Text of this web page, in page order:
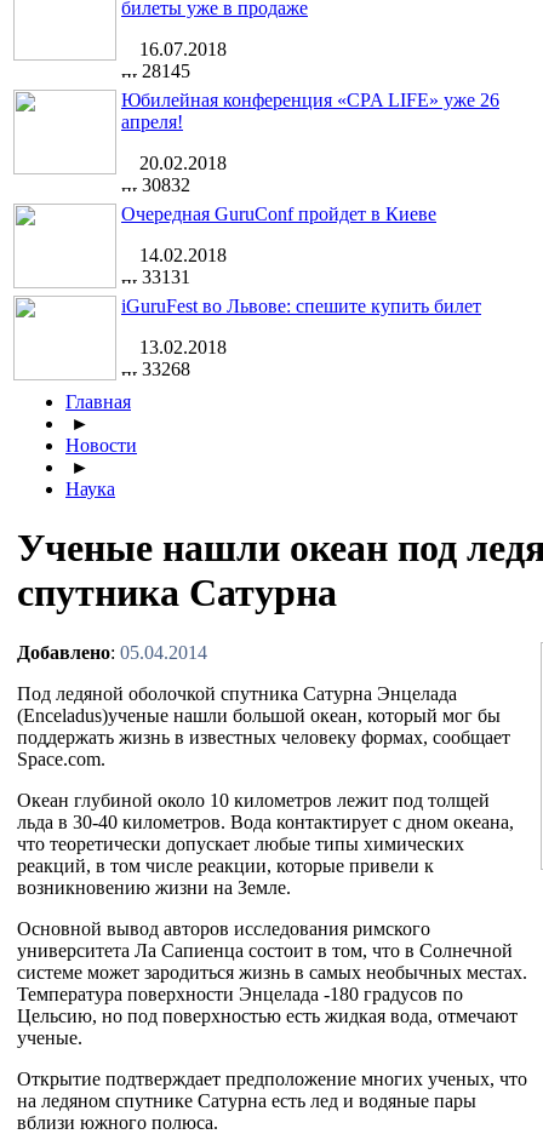
билеты уже в продаже
16.07.2018
28145
Юбилейная конференция «CPA LIFE» уже 26
апреля!
20.02.2018
30832
Очередная GuruConf пройдет в Киеве
14.02.2018
33131
iGuruFest во Львове: спешите купить билет
13.02.2018
33268
Главная
►
Новости
►
Наука
Ученые нашли океан под
спутника Сатурна
Добавлено: 05.04.2014
Под ледяной оболочкой спутника Сатурна Энцелада
(Enceladus)ученые нашли большой океан, который мог бы
поддержать жизнь в известных человеку формах, сообщает
Space.com.
Океан глубиной около 10 километров лежит под толщей
льда в 30-40 километров. Вода контактирует с дном океана,
что теоретически допускает любые типы химических
реакций, в том числе реакции, которые привели к
возникновению жизни на Земле.
Основной вывод авторов исследования римского
университета Ла Сапиенца состоит в том, что в Солнечной
системе может зародиться жизнь в самых необычных местах.
Температура поверхности Энцелада -180 градусов по
Цельсию, но под поверхностью есть жидкая вода, отмечают
ученые.
Открытие подтверждает предположение многих ученых, что
на ледяном спутнике Сатурна есть лед и водяные пары
вблизи южного полюса.